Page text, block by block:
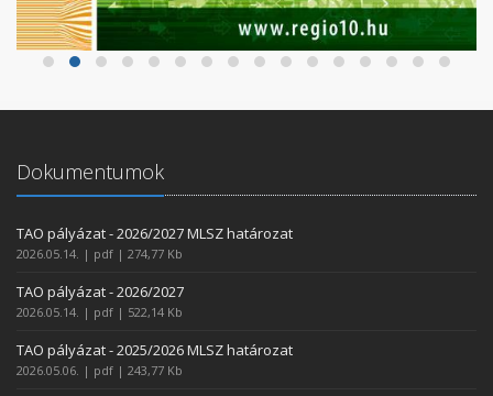
Dokumentumok
TAO pályázat - 2026/2027 MLSZ határozat
2026.05.14. | pdf | 274,77 Kb
TAO pályázat - 2026/2027
2026.05.14. | pdf | 522,14 Kb
TAO pályázat - 2025/2026 MLSZ határozat
2026.05.06. | pdf | 243,77 Kb